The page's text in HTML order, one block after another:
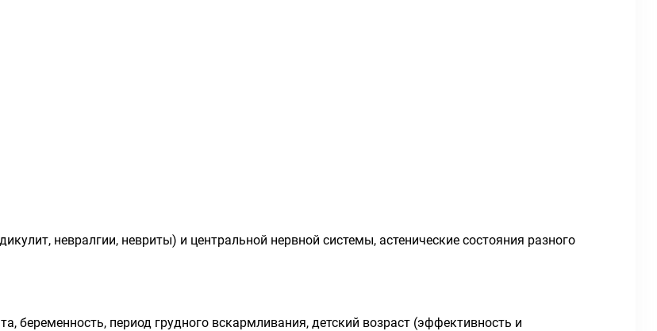
невралгии, невриты) и центральной нервной системы, астенические состояния разного
беременность, период грудного вскармливания, детский возраст (эффективность и